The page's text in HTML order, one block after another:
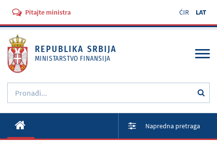
Pitajte ministra ĆIR LAT
REPUBLIKA SRBIJA
MINISTARSTVO FINANSIJA
Aktivnosti
Napredna pretraga